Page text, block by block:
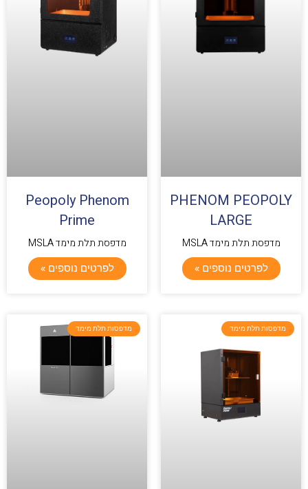
PHENOM PEOPOLY
LARGE
מדפסת תלת מימד MSLA
לפרטים נוספים »
Peopoly Phenom
Prime
מדפסת תלת מימד MSLA
לפרטים נוספים »
מדפסות תלת מימד מדפסות תלת מימד